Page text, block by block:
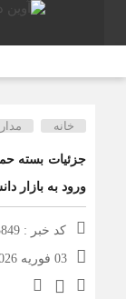
خانه
جزئیات بسته
ورود به بازار
کد خبر : 243849
03 فوریه 2026 - 1:02